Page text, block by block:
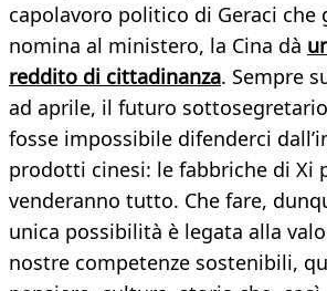
capolavoro politico di Geraci che
nomina al ministero, la Cina dà
reddito di cittadinanza. Sempre
ad aprile, il futuro
fosse impossibile difenderci
prodotti cinesi: le fabbriche di Xi
venderanno tutto. Che fare,
unica possibilità è legata alla
nostre competenze sostenibili,